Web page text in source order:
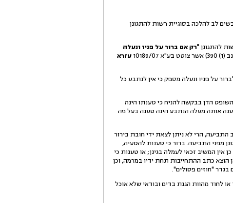
לב להלכה בסוגיית רשות להתגונן
להתגונן "רק אם ברור על פניו ונעלה
עזרא
על פניו ונעלה מספק כי אין לנתבע כל
הדן בבקשה להניח כי טענתו הינה
אותה מעלה הנתבע הינה טענה בעל פה
הרי לא ניתן לצאת ידי חובת בירור
מפני התביעה. ברור כי טענות להטעיה,
המשיב זכאי לעמלה בגינן; או טענות כי
כתב ההתחייבות תחת ידיו במרמה, וכן
בגדר "חוזים פסולים".
לחוד מהוות הגנת בדים ובודאי שלא אוכל